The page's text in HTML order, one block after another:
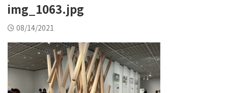
img_1063.jpg
08/14/2021